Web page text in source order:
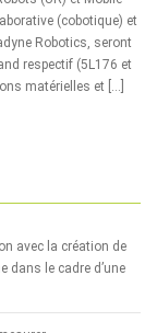
(cobotique) et
Robotics, seront
respectif (5L176 et
matérielles et […]
avec la création de
dans le cadre d’une